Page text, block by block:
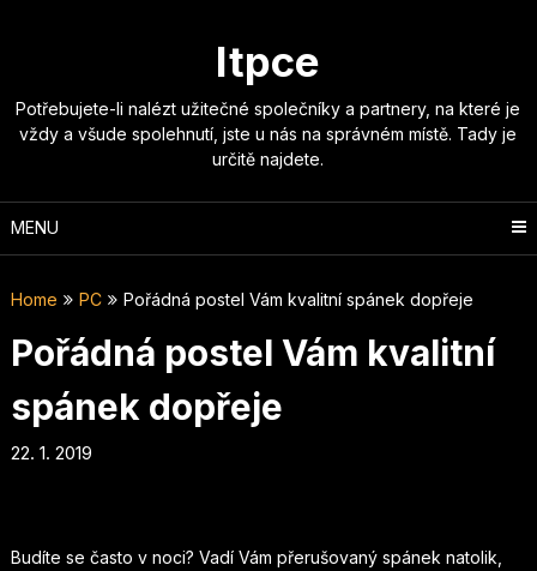
Itpce
Potřebujete-li nalézt užitečné společníky a partnery, na které je
vždy a všude spolehnutí, jste u nás na správném místě. Tady je
určitě najdete.
MENU
Home PC Pořádná postel Vám kvalitní spánek dopřeje
Pořádná postel Vám kvalitní
spánek dopřeje
22. 1. 2019
Budíte se často v noci? Vadí Vám přerušovaný spánek natolik,